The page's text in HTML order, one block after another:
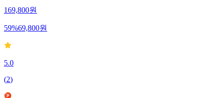
169,800원
59%69,800원
5.0
(2)